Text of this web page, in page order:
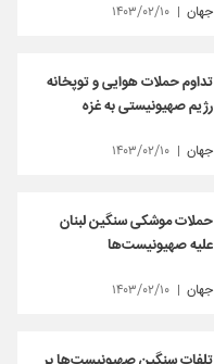
جهان ۱۴۰۳/۰۲/۱۰
تداوم حملات هوایی و توپخانه
رژیم صهیونیستی به غزه
جهان ۱۴۰۳/۰۲/۱۰
حملات‌ موشکی سنگین لبنان
علیه صهیونیست‌ها
جهان ۱۴۰۳/۰۲/۱۰